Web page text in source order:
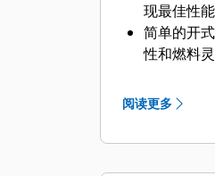
现最佳性能
简单的开
性和燃料
端技术减
能：点火
阅读更多